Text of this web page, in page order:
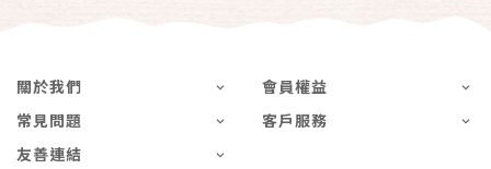
關於我們
會員權益
常見問題
客戶服務
友善連結